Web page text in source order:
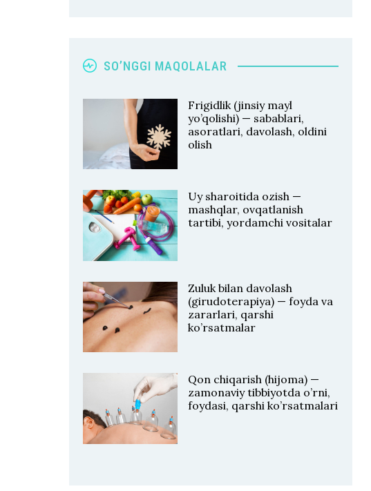
SO’NGGI MAQOLALAR
Frigidlik (jinsiy mayl
yo’qolishi) — sabablari,
asoratlari, davolash, oldini
olish
Uy sharoitida ozish —
mashqlar, ovqatlanish
tartibi, yordamchi vositalar
Zuluk bilan davolash
(girudoterapiya) — foyda va
zararlari, qarshi
ko’rsatmalar
Qon chiqarish (hijoma) —
zamonaviy tibbiyotda o’rni,
foydasi, qarshi ko’rsatmalari